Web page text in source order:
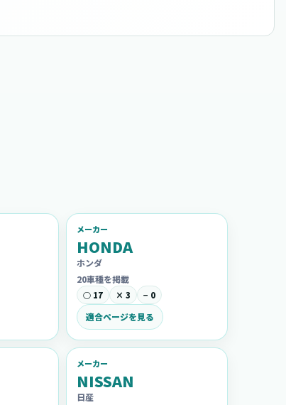
メーカー
HONDA
ホンダ
20車種を掲載
○ 17 × 3 − 0
適合ページを見る
メーカー
NISSAN
日産